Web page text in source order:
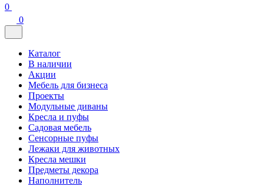
0
0
Каталог
В наличии
Акции
Мебель для бизнеса
Проекты
Модульные диваны
Кресла и пуфы
Садовая мебель
Сенсорные пуфы
Лежаки для животных
Кресла мешки
Предметы декора
Наполнитель